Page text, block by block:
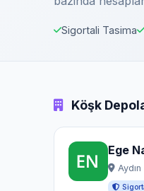
Sigortali Tasima
Köşk
Ege
Aydın